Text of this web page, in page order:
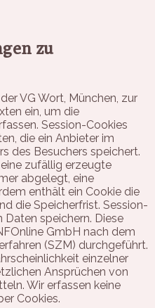
zu
VG Wort, München, zur
ein, um die
Session-Cookies
die ein Anbieter im
des Besuchers speichert.
zufällig erzeugte
abgelegt, eine
enthält ein Cookie die
die Speicherfrist. Session-
Daten speichern. Diese
GmbH nach dem
(SZM) durchgeführt.
einzelner
Ansprüchen von
Wir erfassen keine
Cookies.